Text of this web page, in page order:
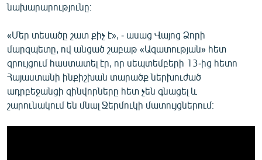
նախարարությունը։
«Մեր տեսածը շատ քիչ է», - ասաց Վայոց Ձորի
մարզպետը, ով անցած շաբաթ «Ազատության» հետ
զրույցում հաստատել էր, որ սեպտեմբերի 13-ից հետո
Հայաստանի ինքիշխան տարածք ներխուժած
ադրբեջանցի զինվորները հետ չեն գնացել և
շարունակում են մնալ Ջերմուկի մատույցներում։